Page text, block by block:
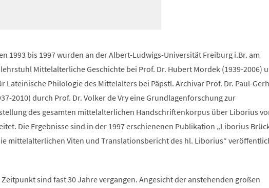
1993 bis 1997 wurden an der Albert-Ludwigs-Universität Freiburg i.Br. am
Mittelalterliche Geschichte bei Prof. Dr. Hubert Mordek (1939-2006)
Lateinische Philologie des Mittelalters bei Päpstl. Archivar Prof. Dr. Paul-
2010) durch Prof. Dr. Volker de Vry eine Grundlagenforschung zur
des gesamten mittelalterlichen Handschriftenkorpus über Liborius
Die Ergebnisse sind in der 1997 erschienenen Publikation „Liborius
mittelalterlichen Viten und Translationsbericht des hl. Liborius“
Zeitpunkt sind fast 30 Jahre vergangen. Angesicht der anstehenden großen